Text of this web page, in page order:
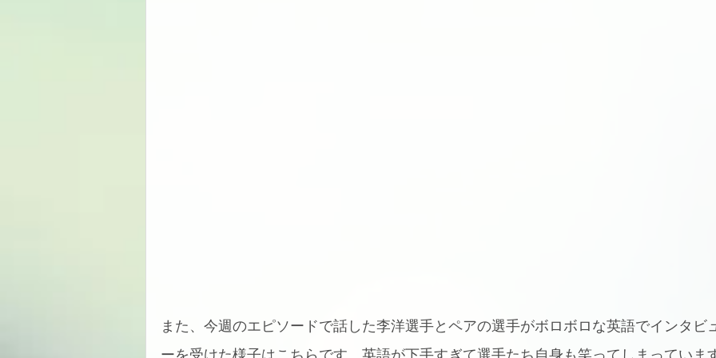
また、今週のエピソードで話した李洋選手とペアの選手がボロボロな英語でインタビ